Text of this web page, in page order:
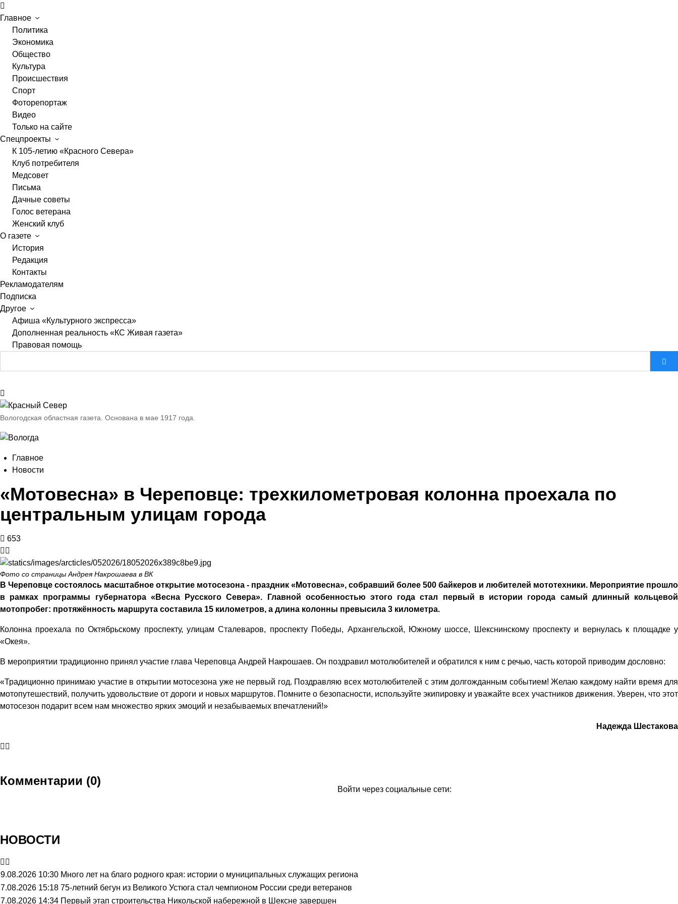
Главное
Политика
Экономика
Общество
Культура
Происшествия
Спорт
Фоторепортаж
Видео
Только на сайте
Спецпроекты
К 105-летию «Красного Севера»
Клуб потребителя
Медсовет
Письма
Дачные советы
Голос ветерана
Женский клуб
О газете
История
Редакция
Контакты
Рекламодателям
Подписка
Другое
Афиша «Культурного экспресса»
Дополненная реальность «КС Живая газета»
Правовая помощь
Вологодская областная газета. Основана в мае 1917 года.
Главное
Новости
«Мотовесна» в Череповце: трехкилометровая колонна проехала по
центральным улицам города
653
Фото со страницы Андрея Накрошаева в ВК
В Череповце состоялось масштабное открытие мотосезона - праздник «Мотовесна», собравший более 500 байкеров и любителей мототехники. Мероприятие прошло
в рамках программы губернатора «Весна Русского Севера». Главной особенностью этого года стал первый в истории города самый длинный кольцевой
мотопробег: протяжённость маршрута составила 15 километров, а длина колонны превысила 3 километра.
Колонна проехала по Октябрьскому проспекту, улицам Сталеваров, проспекту Победы, Архангельской, Южному шоссе, Шекснинскому проспекту и вернулась к площадке у
«Окея».
В мероприятии традиционно принял участие глава Череповца Андрей Накрошаев. Он поздравил мотолюбителей и обратился к ним с речью, часть которой приводим дословно:
«Традиционно принимаю участие в открытии мотосезона уже не первый год. Поздравляю всех мотолюбителей с этим долгожданным событием! Желаю каждому найти время для
мотопутешествий, получить удовольствие от дороги и новых маршрутов. Помните о безопасности, используйте экипировку и уважайте всех участников движения. Уверен, что этот
мотосезон подарит всем нам множество ярких эмоций и незабываемых впечатлений!»
Надежда Шестакова
Комментарии (0)
Войти через социальные сети:
НОВОСТИ
9.08.2026 10:30 Много лет на благо родного края: истории о муниципальных служащих региона
7.08.2026 15:18 75-летний бегун из Великого Устюга стал чемпионом России среди ветеранов
7.08.2026 14:34 Первый этап строительства Никольской набережной в Шексне завершен